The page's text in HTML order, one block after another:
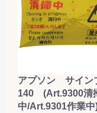
アプソン サイン
140 (Art.9300清
中/Art.9301作業中